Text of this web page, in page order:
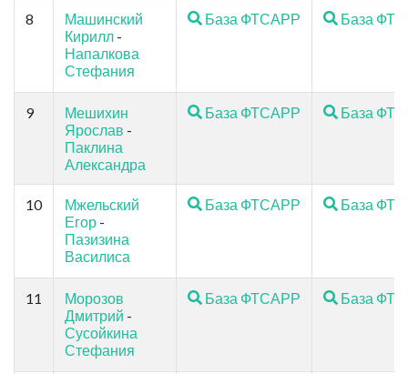
8
Машинский
Кирилл -
Напалкова
Стефания
База ФТСАРР База
9
Мешихин
Ярослав -
Паклина
Александра
База ФТСАРР База
10
Мжельский
Егор -
Пазизина
Василиса
База ФТСАРР База
11
Морозов
Дмитрий -
Сусойкина
Стефания
База ФТСАРР База